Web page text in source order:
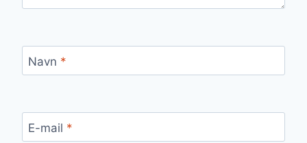
Navn *
E-mail *